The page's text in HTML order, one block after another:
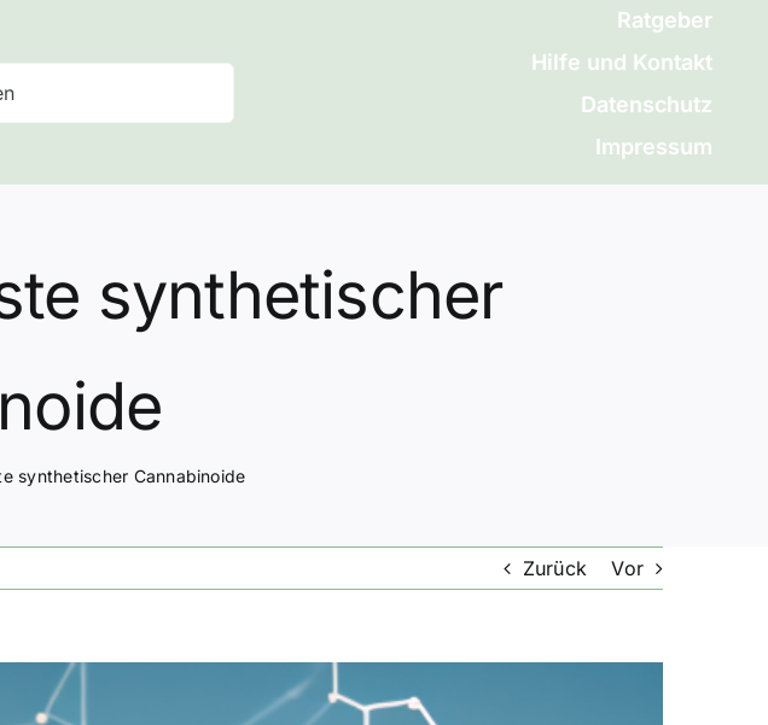
Ratgeber
Hilfe und Kontakt
Datenschutz
Impressum
synthetischer
synthetischer Cannabinoide
Zurück Vor